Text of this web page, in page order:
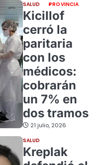
SALUD PROVINCIA
Kicillof
cerró la
paritaria
con los
médicos:
cobrarán
un 7% en
dos tramos
21 julio, 2026
SALUD
Kreplak